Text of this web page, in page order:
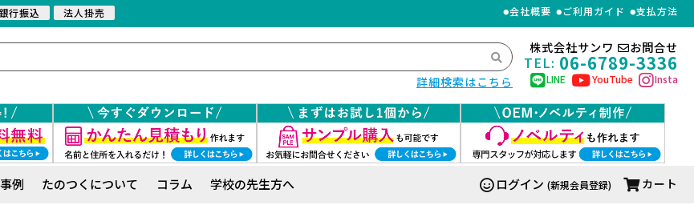
銀行振込 法人掛売 会社概要 ご利用ガイド 支払方法
詳細検索はこちら
株式会社サンワ お問合せ
TEL: 06-6789-3336
LINE YouTube Insta
例 たのつくについて コラム 学校の先生方へ ログイン (新規会員登録) カート